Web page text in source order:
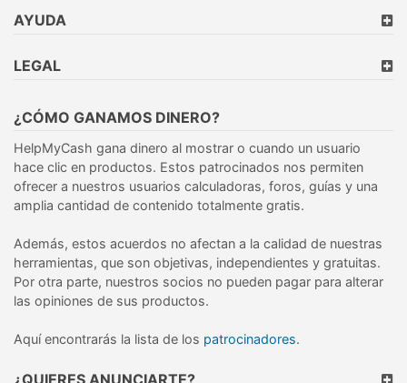
AYUDA
LEGAL
¿CÓMO GANAMOS DINERO?
HelpMyCash gana dinero al mostrar o cuando un usuario
hace clic en productos. Estos patrocinados nos permiten
ofrecer a nuestros usuarios calculadoras, foros, guías y una
amplia cantidad de contenido totalmente gratis.
Además, estos acuerdos no afectan a la calidad de nuestras
herramientas, que son objetivas, independientes y gratuitas.
Por otra parte, nuestros socios no pueden pagar para alterar
las opiniones de sus productos.
Aquí encontrarás la lista de los patrocinadores.
¿QUIERES ANUNCIARTE?